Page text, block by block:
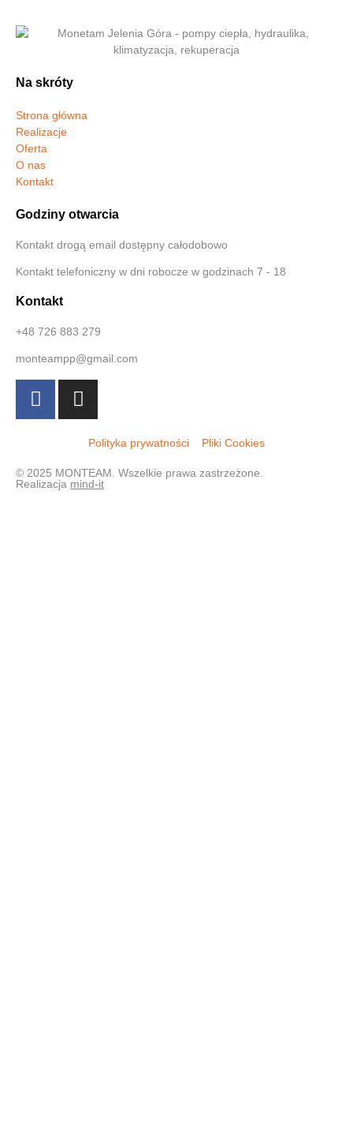
Na skróty
Strona główna
Realizacje
Oferta
O nas
Kontakt
Godziny otwarcia
Kontakt drogą email dostępny całodobowo
Kontakt telefoniczny w dni robocze w godzinach 7 - 18
Kontakt
+48 726 883 279
monteampp@gmail.com
© 2025 MONTEAM. Wszelkie prawa zastrzeżone.
Realizacja mind-it
Polityka prywatności Pliki Cookies